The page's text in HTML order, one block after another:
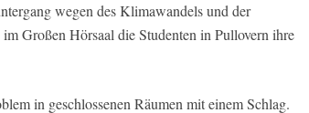
wegen des Klimawandels und der
Großen Hörsaal die Studenten in Pullovern ihre
in geschlossenen Räumen mit einem Schlag.